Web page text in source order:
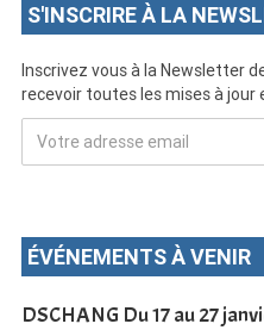
S'INSCRIRE À LA
Inscrivez vous à la Newsletter
recevoir toutes les mises à jour
ÉVÉNEMENTS À VENIR
DSCHANG Du 17 au 27